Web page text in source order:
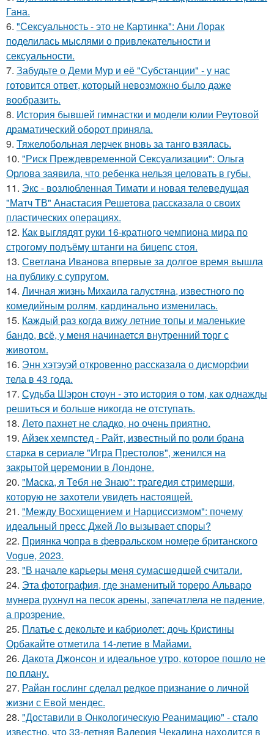
Гана.
6. "Сексуальность - это не Картинка": Ани Лорак
поделилась мыслями о привлекательности и
сексуальности.
7. Забудьте о Деми Мур и её "Субстанции" - у нас
готовится ответ, который невозможно было даже
вообразить.
8. История бывшей гимнастки и модели юлии Реутовой
драматический оборот приняла.
9. Тяжелобольная лерчек вновь за танго взялась.
10. "Риск Преждевременной Сексуализации": Ольга
Орлова заявила, что ребенка нельзя целовать в губы.
11. Экс - возлюбленная Тимати и новая телеведущая
"Матч ТВ" Анастасия Решетова рассказала о своих
пластических операциях.
12. Как выглядят руки 16-кратного чемпиона мира по
строгому подъёму штанги на бицепс стоя.
13. Светлана Иванова впервые за долгое время вышла
на публику с супругом.
14. Личная жизнь Михаила галустяна, известного по
комедийным ролям, кардинально изменилась.
15. Каждый раз когда вижу летние топы и маленькие
бандо, всё, у меня начинается внутренний торг с
животом.
16. Энн хэтэуэй откровенно рассказала о дисморфии
тела в 43 года.
17. Судьба Шэрон стоун - это история о том, как однажды
решиться и больше никогда не отступать.
18. Лето пахнет не сладко, но очень приятно.
19. Айзек хемпстед - Райт, известный по роли брана
старка в сериале "Игра Престолов", женился на
закрытой церемонии в Лондоне.
20. "Маска, я Тебя не Знаю": трагедия стримерши,
которую не захотели увидеть настоящей.
21. "Между Восхищением и Нарциссизмом": почему
идеальный пресс Джей Ло вызывает споры?
22. Приянка чопра в февральском номере британского
Vogue, 2023.
23. "В начале карьеры меня сумасшедшей считали.
24. Эта фотография, где знаменитый тореро Альваро
мунера рухнул на песок арены, запечатлела не падение,
а прозрение.
25. Платье с декольте и кабриолет: дочь Кристины
Орбакайте отметила 14-летие в Майами.
26. Дакота Джонсон и идеальное утро, которое пошло не
по плану.
27. Райан гослинг сделал редкое признание о личной
жизни с Евой мендес.
28. "Доставили в Онкологическую Реанимацию" - стало
известно, что 33-летняя Валерия Чекалина находится в